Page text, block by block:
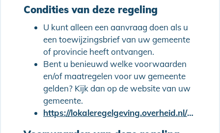
Condities van deze regeling
U kunt alleen een aanvraag doen als u
een toewijzingsbrief van uw gemeente
of provincie heeft ontvangen.
Bent u benieuwd welke voorwaarden
en/of maatregelen voor uw gemeente
gelden? Kijk dan op de website van uw
gemeente.
https://lokaleregelgeving.overheid.nl/CVDR327589